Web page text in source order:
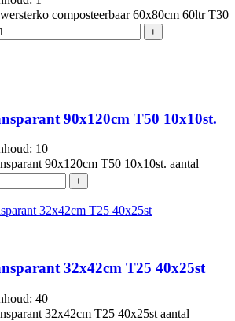
composteerbaar 60x80cm 60ltr T30
+
90x120cm T50 10x10st.
10
90x120cm T50 10x10st. aantal
+
32x42cm T25 40x25st
40
32x42cm T25 40x25st aantal